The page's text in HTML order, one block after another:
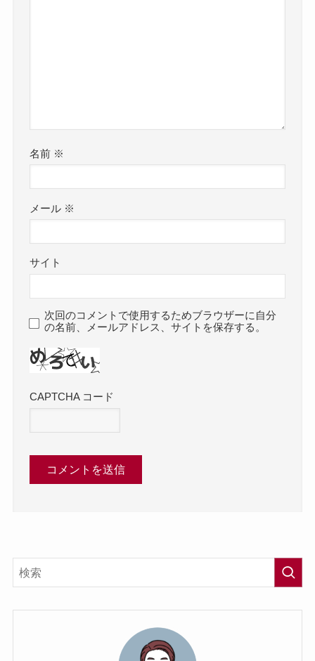
名前 ※
メール ※
サイト
次回のコメントで使用するためブラウザーに自分
の名前、メールアドレス、サイトを保存する。
CAPTCHA コード